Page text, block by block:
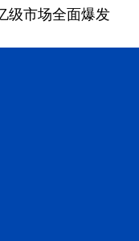
级市场全面爆发